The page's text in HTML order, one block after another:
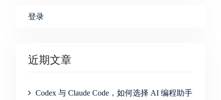
登录
近期文章
Codex 与 Claude Code，如何选择 AI 编程助手